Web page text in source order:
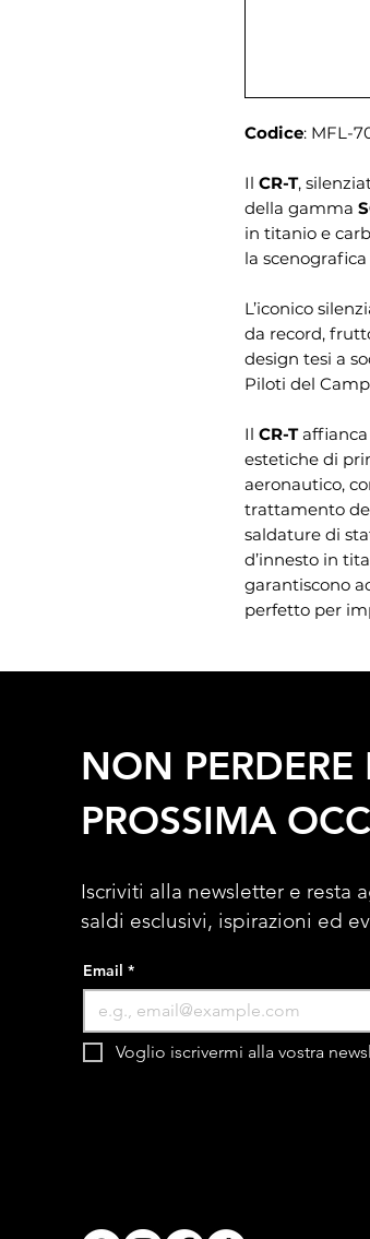
Codice: MFL-
Il CR-T,
della gamma
in titanio e
la
L’iconico
da record,
design tesi a
Piloti del
Il CR-T
estetiche di
aeronautico,
trattamento
saldature di
d’innesto in
garantiscono
perfetto per
NON PERDERE
PROSSIMA
Iscriviti alla newsletter e resta
saldi esclusivi, ispirazioni ed
Email *
Voglio iscrivermi alla vostra